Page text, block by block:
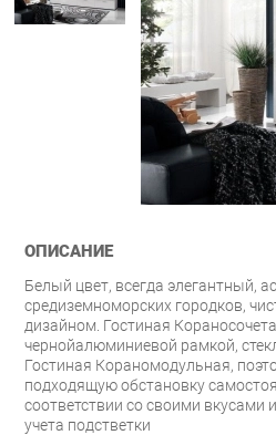
ОПИСАНИЕ
Белый цвет, всегда элегантный,
средиземноморских городков,
дизайном. Гостиная
чернойалюминиевой рамкой,
Гостиная Кораномодульная,
подходящую обстановку
соответствии со своими вкусами
учета подстветки